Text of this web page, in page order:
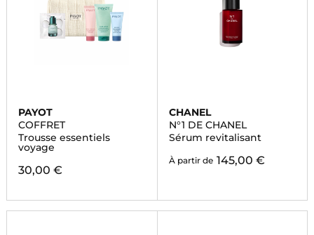
PAYOT
COFFRET
Trousse essentiels
voyage
30,00 €
CHANEL
N°1 DE CHANEL
Sérum revitalisant
À partir de 145,00 €